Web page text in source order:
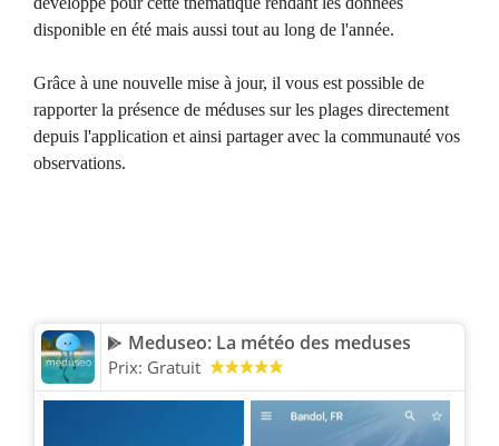
disponible en été mais aussi tout au long de l'année.
Grâce à une nouvelle mise à jour, il vous est possible de
rapporter la présence de méduses sur les plages directement
depuis l'application et ainsi partager avec la communauté vos
observations.
Meduseo: La météo des meduses
Prix: Gratuit